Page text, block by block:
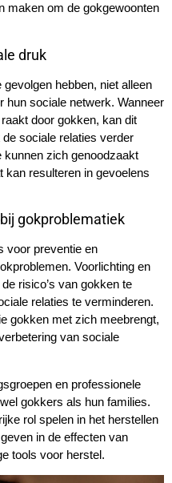
maken om de gokgewoonten
druk
hebben, niet alleen
sociale netwerk. Wanneer
door gokken, kan dit
sociale relaties verder
kunnen zich genoodzaakt
kan resulteren in gevoelens
gokproblematiek
voor preventie en
Voorlichting en
risico’s van gokken te
relaties te verminderen.
gokken met zich meebrengt,
van sociale
en professionele
gokkers als hun families.
rol spelen in het herstellen
in de effecten van
tools voor herstel.